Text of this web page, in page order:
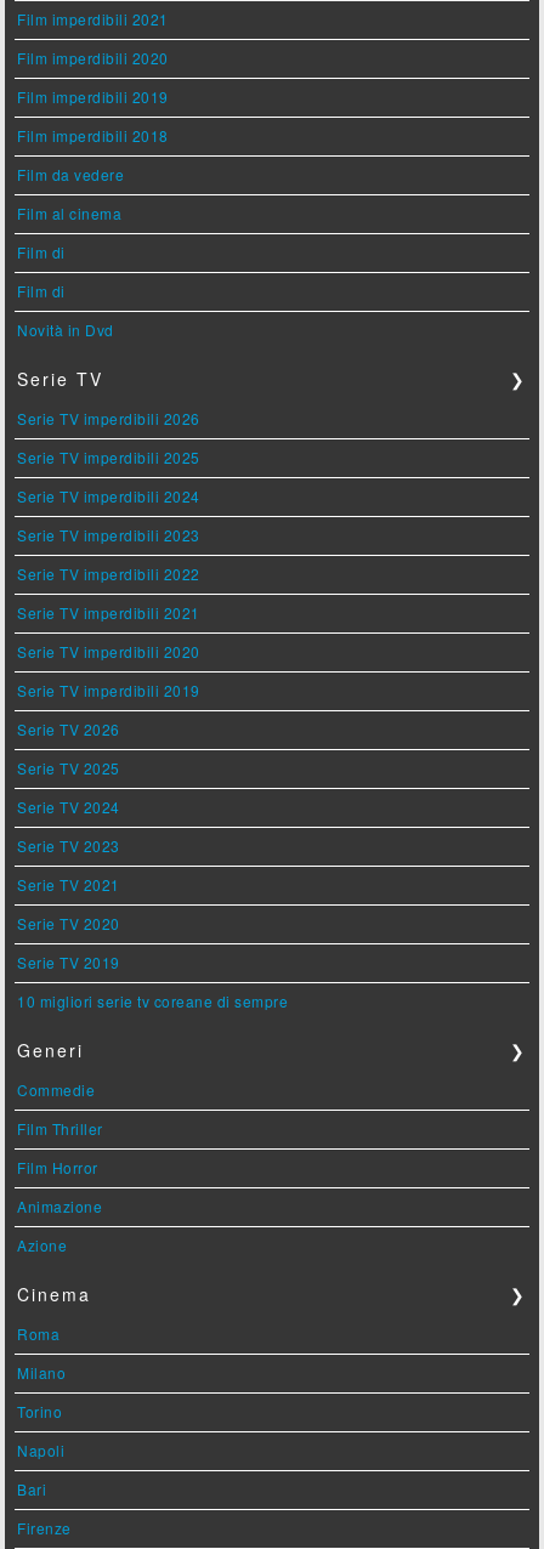
Film imperdibili 2021
Film imperdibili 2020
Film imperdibili 2019
Film imperdibili 2018
Film da vedere
Film al cinema
Film di
Film di
Novità in Dvd
Serie TV ❯
Serie TV imperdibili 2026
Serie TV imperdibili 2025
Serie TV imperdibili 2024
Serie TV imperdibili 2023
Serie TV imperdibili 2022
Serie TV imperdibili 2021
Serie TV imperdibili 2020
Serie TV imperdibili 2019
Serie TV 2026
Serie TV 2025
Serie TV 2024
Serie TV 2023
Serie TV 2021
Serie TV 2020
Serie TV 2019
10 migliori serie tv coreane di sempre
Generi ❯
Commedie
Film Thriller
Film Horror
Animazione
Azione
Cinema ❯
Roma
Milano
Torino
Napoli
Bari
Firenze